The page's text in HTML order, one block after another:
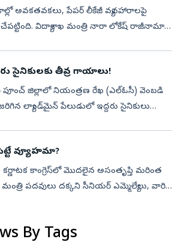
అవకతవకలు, పేపర్‌ లీకేజీ వ్యవహారాలపై
విద్యాశాఖ మంత్రి నారా లోకేష్‌ రాజీనామా
సైనికులకు తీవ్ర గాయాలు!
పూంచ్ జిల్లాలో నియంత్రణ రేఖ (ఎల్‌ఓసీ) వెంబడి
ల్యాండ్‌మైన్ పేలుడులో ఇద్దరు సైనికులు
పెట్టే వ్యూహమా?
కాంగ్రెస్‌లో మొదలైన అసంతృప్తి మరింత
మంత్రి పదవులు దక్కని సీనియర్‌ ఎమ్మెల్యేలు, వారి
By Tags